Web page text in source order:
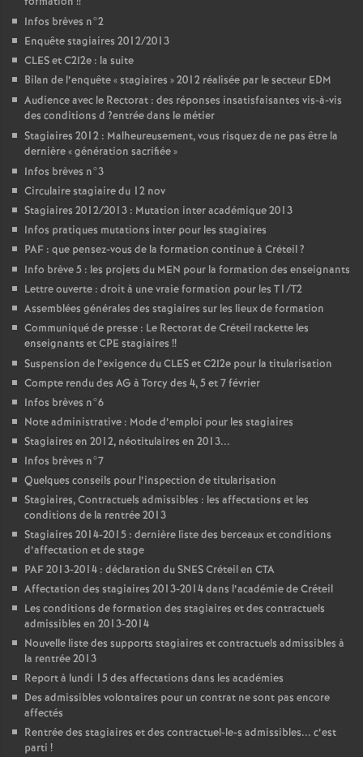
Infos brèves n°2
Enquête stagiaires 2012/2013
CLESet C2I2e : la suite
Bilan de l’enquête «stagiaires » 2012 réalisée par le secteur EDM
Audience avec le Rectorat : des réponses insatisfaisantes vis-à-vis
des conditions d ?entrée dans le métier
Stagiaires 2012 : Malheureusement, vous risquez de ne pas être la
dernière «génération sacrifiée»
Infos brèves n°3
Circulaire stagiaire du 12 nov
Stagiaires 2012/2013 : Mutation inter académique 2013
Infos pratiques mutations inter pour les stagiaires
PAF : que pensez-vous de la formation continue à Créteil?
Info brève 5 : les projets du MEN pour la formation des enseignants
Lettre ouverte : droit à une vraie formation pour les T1/T2
Assemblées générales des stagiaires sur les lieux de formation
Communiqué de presse : Le Rectorat de Créteil rackette les
enseignants etCPE stagiaires !!
Suspension de l’exigence duCLESet C2I2e pour la titularisation
Compte rendu des AG à Torcy des 4, 5 et 7 février
Infos brèves n°6
Note administrative : Mode d’emploi pour les stagiaires
Stagiaires en 2012, néotitulaires en 2013...
Infos brèves n°7
Quelques conseils pour l’inspection de titularisation
Stagiaires, Contractuels admissibles : les affectations et les
conditions de la rentrée 2013
Stagiaires 2014-2015 : dernière liste des berceaux et conditions
d’affectation et de stage
PAF2013-2014 : déclaration duSNESCréteil en CTA
Affectation des stagiaires 2013-2014 dans l’académie de Créteil
Les conditions de formation des stagiaires et des contractuels
admissibles en 2013-2014
Nouvelle liste des supports stagiaires et contractuels admissibles à
la rentrée 2013
Report à lundi 15 des affectations dans les académies
Des admissibles volontaires pour un contrat ne sont pas encore
affectés
Rentrée des stagiaires et des contractuel-le-s admissibles... c’est
parti !